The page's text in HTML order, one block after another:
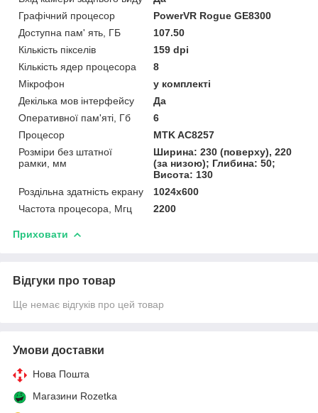
Графічний процесор
PowerVR Rogue GE8300
Доступна пам' ять, ГБ
107.50
Кількість пікселів
159 dpi
Кількість ядер процесора
8
Мікрофон
у комплекті
Декілька мов інтерфейсу
Да
Оперативної пам'яті, Гб
6
Процесор
MTK AC8257
Розміри без штатної
рамки, мм
Ширина: 230 (поверху), 220
(за низою); Глибина: 50;
Висота: 130
Роздільна здатність екрану
1024х600
Частота процесора, Мгц
2200
Приховати
Відгуки про товар
Ще немає відгуків про цей товар
Умови доставки
Нова Пошта
Магазини Rozetka